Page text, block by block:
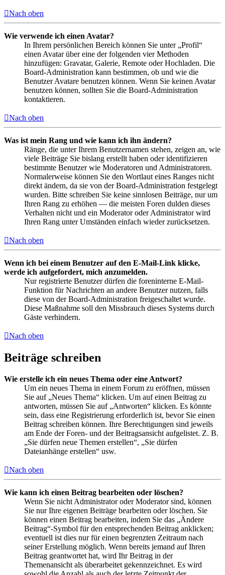
Nach oben
Wie verwende ich einen Avatar?
In Ihrem persönlichen Bereich können Sie unter „Profil“
einen Avatar über eine der folgenden vier Methoden
hinzufügen: Gravatar, Galerie, Remote oder Hochladen. Die
Board-Administration kann bestimmen, ob und wie die
Benutzer Avatare benutzen können. Wenn Sie keinen Avatar
benutzen können, sollten Sie die Board-Administration
kontaktieren.
Nach oben
Was ist mein Rang und wie kann ich ihn ändern?
Ränge, die unter Ihrem Benutzernamen stehen, zeigen an, wie
viele Beiträge Sie bislang erstellt haben oder identifizieren
bestimmte Benutzer wie Moderatoren und Administratoren.
Normalerweise können Sie den Wortlaut eines Ranges nicht
direkt ändern, da sie von der Board-Administration festgelegt
wurden. Bitte schreiben Sie keine sinnlosen Beiträge, nur um
Ihren Rang zu erhöhen — die meisten Foren dulden dieses
Verhalten nicht und ein Moderator oder Administrator wird
Ihren Rang unter Umständen einfach wieder zurücksetzen.
Nach oben
Wenn ich bei einem Benutzer auf den E-Mail-Link klicke,
werde ich aufgefordert, mich anzumelden.
Nur registrierte Benutzer dürfen die foreninterne E-Mail-
Funktion für Nachrichten an andere Benutzer nutzen, falls
diese von der Board-Administration freigeschaltet wurde.
Diese Maßnahme soll den Missbrauch dieses Systems durch
Gäste verhindern.
Nach oben
Beiträge schreiben
Wie erstelle ich ein neues Thema oder eine Antwort?
Um ein neues Thema in einem Forum zu eröffnen, müssen
Sie auf „Neues Thema“ klicken. Um auf einen Beitrag zu
antworten, müssen Sie auf „Antworten“ klicken. Es könnte
sein, dass eine Registrierung erforderlich ist, bevor Sie einen
Beitrag schreiben können. Ihre Berechtigungen sind jeweils
am Ende der Foren- und der Beitragsansicht aufgelistet. Z. B.
„Sie dürfen neue Themen erstellen“, „Sie dürfen
Dateianhänge erstellen“ usw.
Nach oben
Wie kann ich einen Beitrag bearbeiten oder löschen?
Wenn Sie nicht Administrator oder Moderator sind, können
Sie nur Ihre eigenen Beiträge bearbeiten oder löschen. Sie
können einen Beitrag bearbeiten, indem Sie das „Ändere
Beitrag“-Symbol für den entsprechenden Beitrag anklicken;
eventuell ist dies nur für einen begrenzten Zeitraum nach
seiner Erstellung möglich. Wenn bereits jemand auf Ihren
Beitrag geantwortet hat, wird Ihr Beitrag in der
Themenansicht als überarbeitet gekennzeichnet. Es wird